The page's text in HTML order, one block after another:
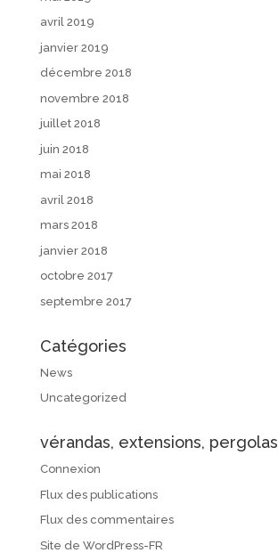
avril 2019
janvier 2019
décembre 2018
novembre 2018
juillet 2018
juin 2018
mai 2018
avril 2018
mars 2018
janvier 2018
octobre 2017
septembre 2017
Catégories
News
Uncategorized
vérandas, extensions, pergolas
Connexion
Flux des publications
Flux des commentaires
Site de WordPress-FR